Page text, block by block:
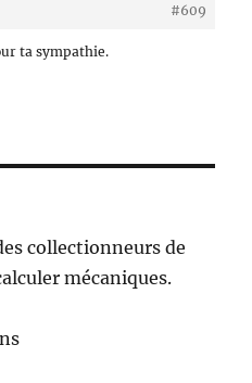
#609
ta sympathie.
collectionneurs de
mécaniques.